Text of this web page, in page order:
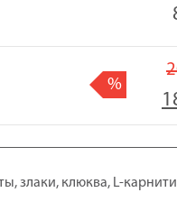
%
злаки, клюква, L-